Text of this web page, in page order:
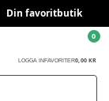
Din favoritbutik
LOGGA IN FAVORITER0,00 KR
0